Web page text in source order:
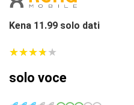
Kena 11.99 solo dati
★★★★★
★★★★★
solo voce